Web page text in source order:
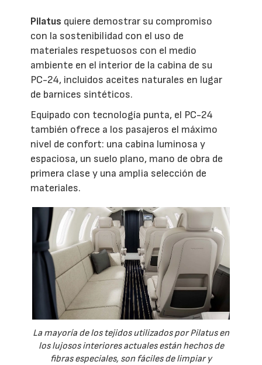
Pilatus quiere demostrar su compromiso
con la sostenibilidad con el uso de
materiales respetuosos con el medio
ambiente en el interior de la cabina de su
PC-24, incluidos aceites naturales en lugar
de barnices sintéticos.
Equipado con tecnología punta, el PC-24
también ofrece a los pasajeros el máximo
nivel de confort: una cabina luminosa y
espaciosa, un suelo plano, mano de obra de
primera clase y una amplia selección de
materiales.
La mayoría de los tejidos utilizados por Pilatus en
los lujosos interiores actuales están hechos de
fibras especiales, son fáciles de limpiar y